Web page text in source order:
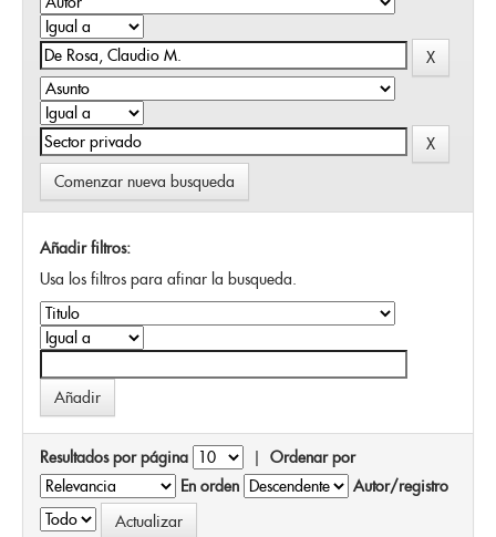
Comenzar nueva busqueda
Añadir filtros:
Usa los filtros para afinar la busqueda.
Resultados por página | Ordenar por
En orden
Autor/registro